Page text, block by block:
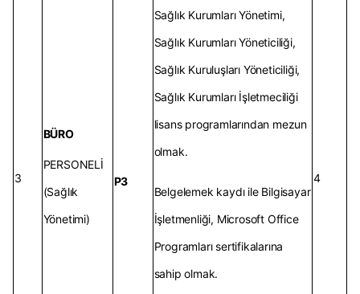
3
BÜRO
PERSONELİ
(Sağlık
Yönetimi)
P3
Sağlık Kurumları Yönetimi,
Sağlık Kurumları Yöneticiliği,
Sağlık Kuruluşları Yöneticiliği,
Sağlık Kurumları İşletmeciliği
lisans programlarından mezun
olmak.
Belgelemek kaydı ile Bilgisayar
İşletmenliği, Microsoft Office
Programları sertifikalarına
sahip olmak.
4